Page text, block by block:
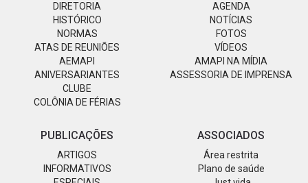
DIRETORIA
HISTÓRICO
NORMAS
ATAS DE REUNIÕES
AEMAPI
ANIVERSARIANTES
CLUBE
COLÔNIA DE FÉRIAS
AGENDA
NOTÍCIAS
FOTOS
VÍDEOS
AMAPI NA MÍDIA
ASSESSORIA DE IMPRENSA
PUBLICAÇÕES
ARTIGOS
INFORMATIVOS
ASSOCIADOS
Área restrita
Plano de saúde